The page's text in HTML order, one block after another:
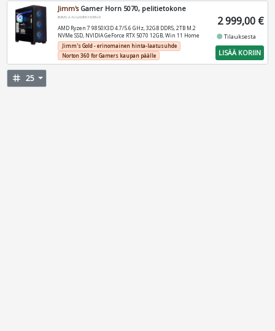
Jimm'sGamer Horn 5070, pelitietokone
JIMMS-A-N-GAMER-HORN-R
AMD Ryzen 7 9850X3D 4.7/5.6 GHz, 32GB DDR5, 2TB M.2
NVMe SSD, NVIDIA GeForce RTX 5070 12GB, Win 11 Home
Jimm's Gold - erinomainen hinta-laatusuhde
Norton 360 for Gamers kaupan päälle
2 999,00 €
fiber_manual_recordTilauksesta
LISÄÄ KORIIN
tag 25